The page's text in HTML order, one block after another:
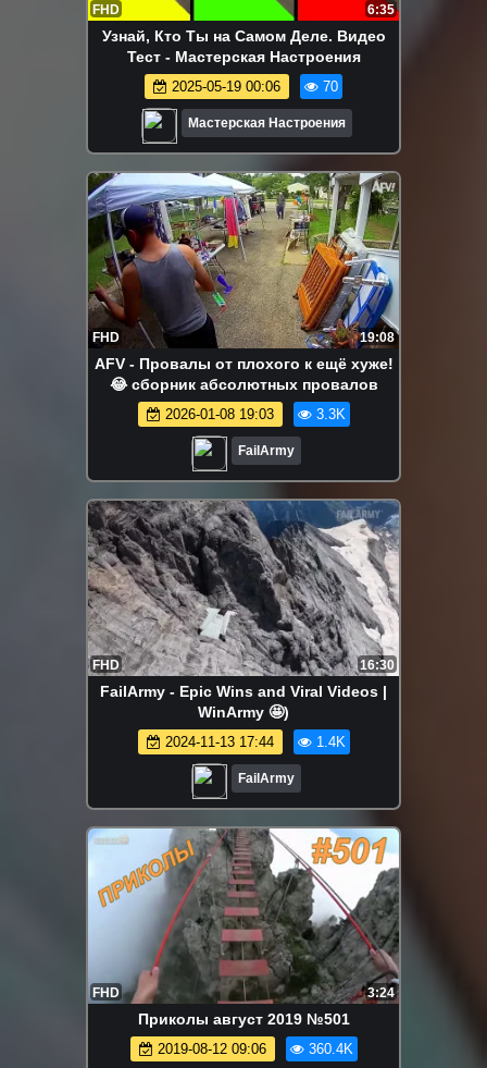
FHD 6:35
Узнай, Кто Ты на Самом Деле. Видео
Тест - Мастерская Настроения
2025-05-19 00:06 70
Мастерская Настроения
FHD 19:08
AFV - Провалы от плохого к ещё хуже!
😂 сборник абсолютных провалов
2026-01-08 19:03 3.3K
FailArmy
FHD 16:30
FailArmy - Epic Wins and Viral Videos |
WinArmy 🤩)
2024-11-13 17:44 1.4K
FailArmy
FHD 3:24
Приколы август 2019 №501
2019-08-12 09:06 360.4K